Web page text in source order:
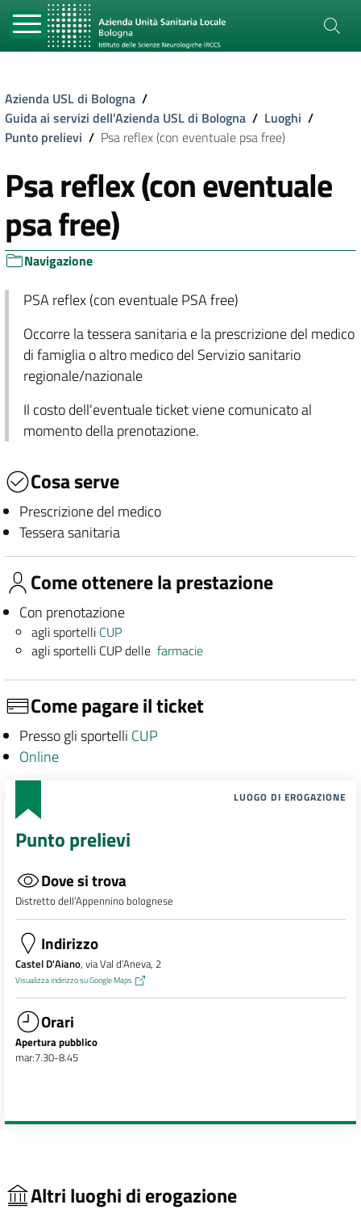
Azienda USL di Bologna /
Guida ai servizi dell'Azienda USL di Bologna / Luoghi /
Punto prelievi / Psa reflex (con eventuale psa free)
Psa reflex (con eventuale
psa free)
Navigazione
PSA reflex (con eventuale PSA free)
Occorre la tessera sanitaria e la prescrizione del medico
di famiglia o altro medico del Servizio sanitario
regionale/nazionale
Il costo dell'eventuale ticket viene comunicato al
momento della prenotazione.
Cosa serve
Prescrizione del medico
Tessera sanitaria
Come ottenere la prestazione
Con prenotazione
agli sportelli CUP
agli sportelli CUP dellefarmacie
Come pagare il ticket
Presso gli sportelli CUP
Online
LUOGO DI EROGAZIONE
Punto prelievi
Dove si trova
Distretto dell’Appennino bolognese
Indirizzo
Castel D'Aiano, via Val d’Aneva, 2
Visualizza indirizzo su Google Maps
Orari
Apertura pubblico
mar:7.30-8.45
Altri luoghi di erogazione